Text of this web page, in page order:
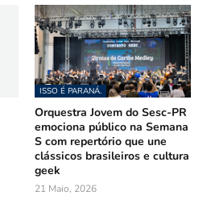
ISSO É PARANÁ.
Orquestra Jovem do Sesc-PR
emociona público na Semana
S com repertório que une
clássicos brasileiros e cultura
geek
21 Maio, 2026